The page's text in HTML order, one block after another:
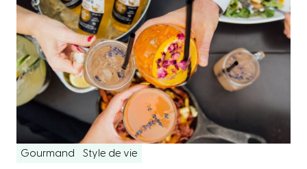
Gourmand Style de vie